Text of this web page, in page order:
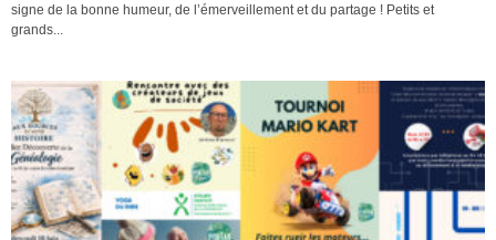
signe de la bonne humeur, de l’émerveillement et du partage ! Petits et
grands...